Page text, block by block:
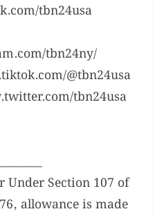
tbn24usa
tbn24ny/
@tbn24usa
tbn24usa
Section 107 of
allowance is made